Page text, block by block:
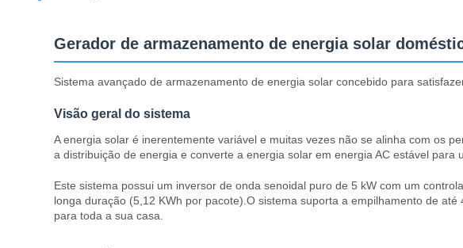
Gerador de armazenamento de energia solar
Sistema avançado de armazenamento de energia solar concebido para
Visão geral do sistema
A energia solar é inerentemente variável e muitas vezes não se alinha com os
a distribuição de energia e converte a energia solar em energia AC estável para
Este sistema possui um inversor de onda senoidal puro de 5 kW com um
longa duração (5,12 KWh por pacote).O sistema suporta a empilhamento de
para toda a sua casa.